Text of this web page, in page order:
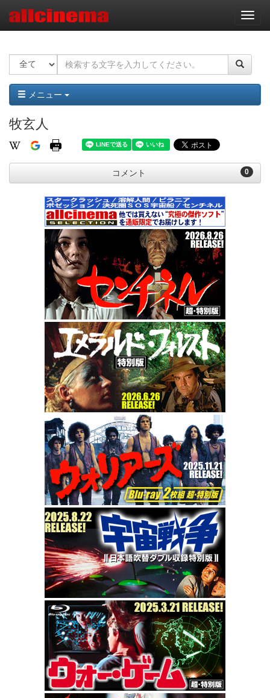
ナ
ビ
ー
ョ
ン
メニュー
牧玄人
0
コメント